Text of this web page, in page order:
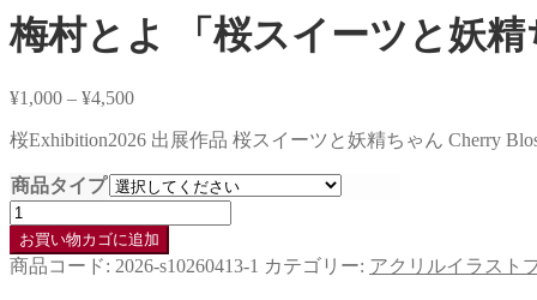
梅村とよ 「桜スイーツと妖
¥1,000 – ¥4,500価
帯:
¥1,000
–
桜Exhibition2026 出展作品 桜スイーツと妖精ちゃん Cherry
商品タイプ
梅
村
と
お買い物カゴに追加
商品コード: 2026-s10260413-1 カテゴリー: アクリルイラスト